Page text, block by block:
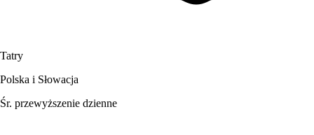
Tatry
Polska i Słowacja
Śr. przewyższenie dzienne